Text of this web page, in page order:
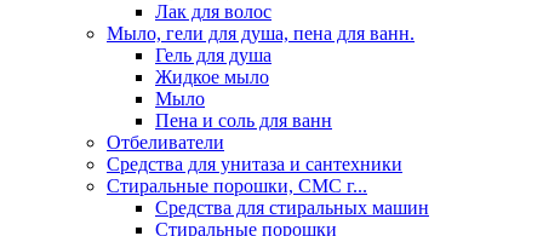
Лак для волос
Мыло, гели для душа, пена для ванн.
Гель для душа
Жидкое мыло
Мыло
Пена и соль для ванн
Отбеливатели
Средства для унитаза и сантехники
Стиральные порошки, СМС г...
Средства для стиральных машин
Стиральные порошки